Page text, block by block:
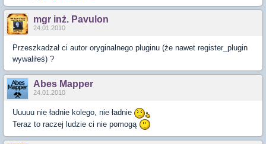
mgr inż. Pavulon
24.01.2010
Przeszkadzał ci autor oryginalnego pluginu (że nawet register_plugin
wywaliłeś) ?
Abes Mapper
24.01.2010
Uuuuu nie ładnie kolego, nie ładnie
Teraz to raczej ludzie ci nie pomogą